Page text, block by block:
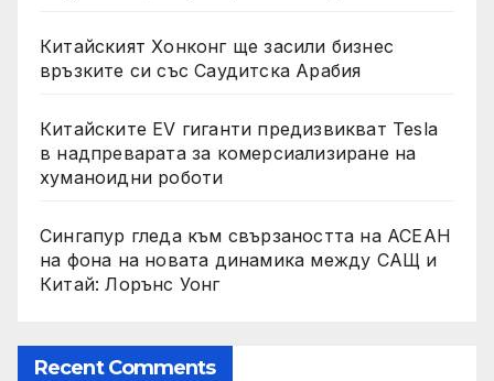
Китайският Хонконг ще засили бизнес
връзките си със Саудитска Арабия
Китайските EV гиганти предизвикват Tesla
в надпреварата за комерсиализиране на
хуманоидни роботи
Сингапур гледа към свързаността на АСЕАН
на фона на новата динамика между САЩ и
Китай: Лорънс Уонг
Recent Comments